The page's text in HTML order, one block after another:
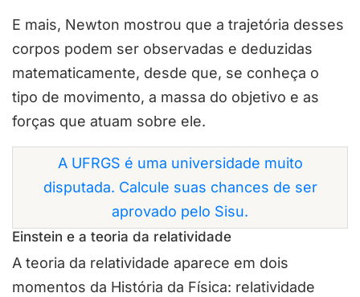
E mais, Newton mostrou que a trajetória desses
corpos podem ser observadas e deduzidas
matematicamente, desde que, se conheça o
tipo de movimento, a massa do objetivo e as
forças que atuam sobre ele.
A UFRGS é uma universidade muito
disputada. Calcule suas chances de ser
aprovado pelo Sisu.
Einstein e a teoria da relatividade
A teoria da relatividade aparece em dois
momentos da História da Física: relatividade